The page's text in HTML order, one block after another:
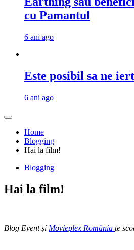
cu Pamantul
6 ani ago
Este posibil sa ne
6 ani ago
Home
Blogging
Hai la film!
Blogging
Hai la film!
Blog Event şi Movieplex România te